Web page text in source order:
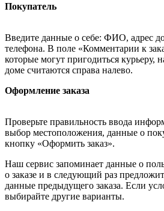
Покупатель
Введите данные о себе: ФИО, адрес
телефона. В поле «Комментарии к
которые могут пригодиться курьеру,
доме считаются справа налево.
Оформление заказа
Проверьте правильность ввода
выбор местоположения, данные о
кнопку «Оформить заказ».
Наш сервис запоминает данные о
о заказе и в следующий раз
данные предыдущего заказа. Если
выбирайте другие варианты.